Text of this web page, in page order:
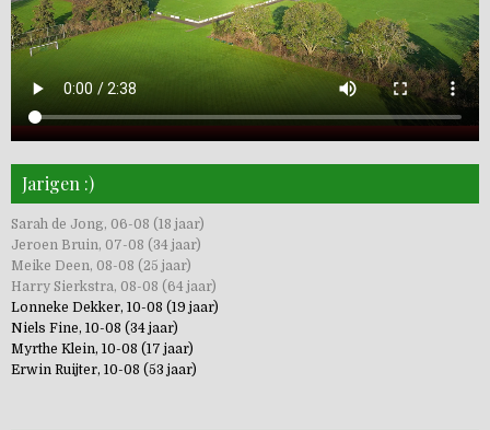
Jarigen :)
Sarah de Jong, 06-08 (18 jaar)
Jeroen Bruin, 07-08 (34 jaar)
Meike Deen, 08-08 (25 jaar)
Harry Sierkstra, 08-08 (64 jaar)
Lonneke Dekker, 10-08 (19 jaar)
Niels Fine, 10-08 (34 jaar)
Myrthe Klein, 10-08 (17 jaar)
Erwin Ruijter, 10-08 (53 jaar)